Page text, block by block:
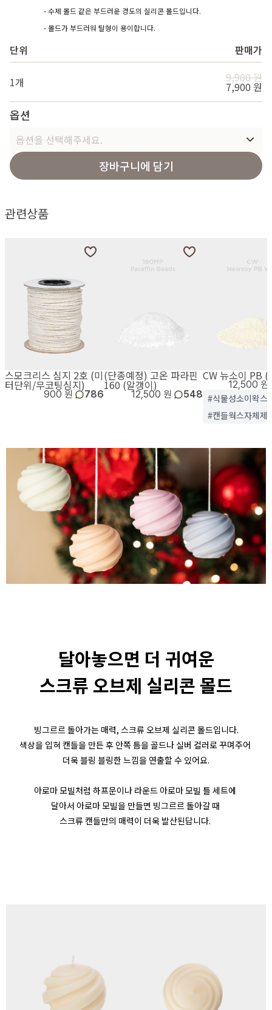
- 수제 몰드 같은 부드러운 경도의 실리콘 몰드입니다.
- 몰드가 부드러워 탈형이 용이합니다.
단위 판매가
1개 9,900 원
7,900 원
옵션
옵션을 선택해주세요.
장바구니에 담기
관련상품
스모크리스 심지 2호 (미
터단위/무코팅심지)
900 원 786
(단종예정) 고온 파라핀
160 (알갱이)
12,500 원 548
CW 뉴소이 PB (
12,500 원
#식물성소이왁스
#캔들웍스자체제
달아놓으면 더 귀여운
스크류 오브제 실리콘 몰드
빙그르르 돌아가는 매력, 스크류 오브제 실리콘 몰드입니다.
색상을 입혀 캔들을 만든 후 안쪽 틈을 골드나 실버 컬러로 꾸며주어
더욱 블링 블링한 느낌을 연출할 수 있어요.
아로마 모빌처럼 하프문이나 라운드 아로마 모빌 틀 세트에
달아서 아로마 모빌을 만들면 빙그르르 돌아갈 때
스크류 캔들만의 매력이 더욱 발산된답니다.